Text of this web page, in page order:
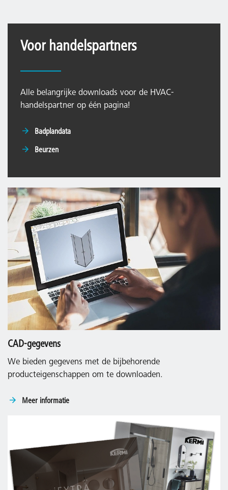
Voor handelspartners
Alle belangrijke downloads voor de HVAC-
handelspartner op één pagina!
Badplandata
Beurzen
CAD-gegevens
We bieden gegevens met de bijbehorende
producteigenschappen om te downloaden.
Meer informatie